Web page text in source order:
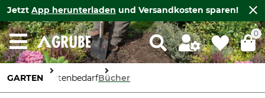
Jetzt App herunterladen und Versandkosten sparen!
0
GARTEN GartenbedarfBücher